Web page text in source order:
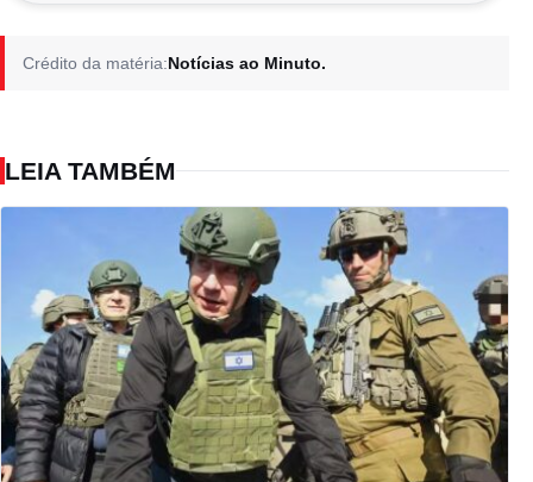
Crédito da matéria:Notícias ao Minuto.
LEIA TAMBÉM